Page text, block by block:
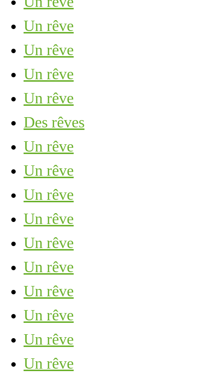
Un rêve
Un rêve
Un rêve
Un rêve
Des rêves
Un rêve
Un rêve
Un rêve
Un rêve
Un rêve
Un rêve
Un rêve
Un rêve
Un rêve
Un rêve